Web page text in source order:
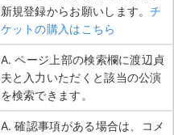
新規登録からお願いします。チ
ケットの購入はこちら
A. ページ上部の検索欄に渡辺貞
夫と入力いただくと該当の公演
を検索できます。
A. 確認事項がある場合は、コメ